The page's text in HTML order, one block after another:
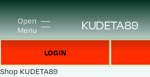
Open
Menu
KUDETA89
LOGIN
Shop KUDETA89